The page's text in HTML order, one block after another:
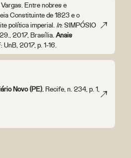
Entre nobres e
Constituinte de 1823 e o
política imperial. In: SIMPÓSIO
2017, Brasília.Anais
UnB, 2017, p. 1-16.
Novo (PE), Recife, n. 234, p. 1,